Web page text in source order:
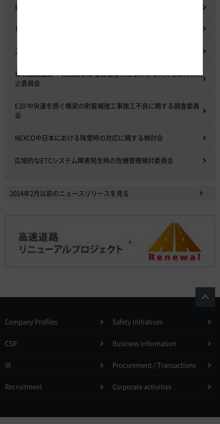
東名高速道路宇利トンネル照明灯具落下事象調査検討会
NEXCO中日本グループの経営上の課題と取組み
入札に係る不正行為に関する調査及び再発防止のための委員会
東名高速道路 中吉田高架橋 塗装塗替え工事による火災事故再発防
止委員会
E20 中央道を跨ぐ橋梁の耐震補強工事施工不良に関する調査委員
会
NEXCO中日本における降雪時の対応に関する検討会
広域的なETCシステム障害発生時の危機管理検討委員会
2014年2月以前のニュースリリースを見る
Company Profiles Safety Initiatives
CSR Business Information
IR Procurement / Transactions
Recruitment Corporate activities